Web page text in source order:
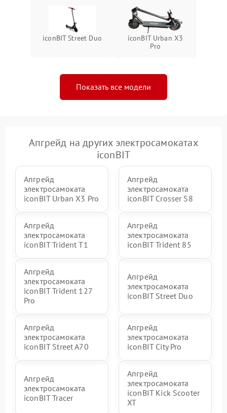
iconBIT Street Duo
iconBIT Urban X3
Pro
Показать все модели
Апгрейд на других электросамокатах
iconBIT
Апгрейд
электросамоката
iconBIT Urban X3 Pro
Апгрейд
электросамоката
iconBIT Crosser S8
Апгрейд
электросамоката
iconBIT Trident T1
Апгрейд
электросамоката
iconBIT Trident 85
Апгрейд
электросамоката
iconBIT Trident 127
Pro
Апгрейд
электросамоката
iconBIT Street Duo
Апгрейд
электросамоката
iconBIT Street A70
Апгрейд
электросамоката
iconBIT City Pro
Апгрейд
электросамоката
iconBIT Tracer
Апгрейд
электросамоката
iconBIT Kick Scooter
XT